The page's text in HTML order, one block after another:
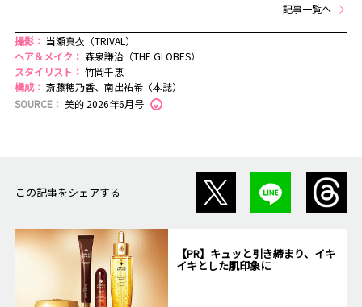
記事一覧へ
撮影： 当瀬真衣（TRIVAL）
ヘア＆メイク： 森泉謙治（THE GLOBES）
スタイリスト： 竹岡千恵
構成： 斎藤穂乃香、南出祐希（本誌）
SOURCE： 美的 2026年6月号
この記事をシェアする
【PR】キュッと引き締まり、イキ
イキとした肌印象に